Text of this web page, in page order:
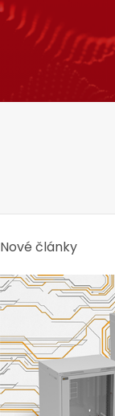
Nové články